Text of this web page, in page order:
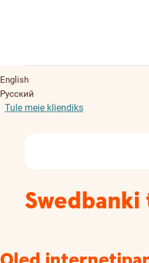
English
Русский
Tule meie kliendiks